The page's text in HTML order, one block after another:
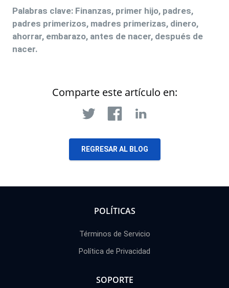
Palabras clave: Finanzas, primer hijo, padres,
padres primerizos, madres primerizas, dinero,
ahorrar, embarazo, antes de nacer, después de
nacer.
Comparte este artículo en:
REGRESAR AL BLOG
POLÍTICAS
Términos de Servicio
Política de Privacidad
SOPORTE